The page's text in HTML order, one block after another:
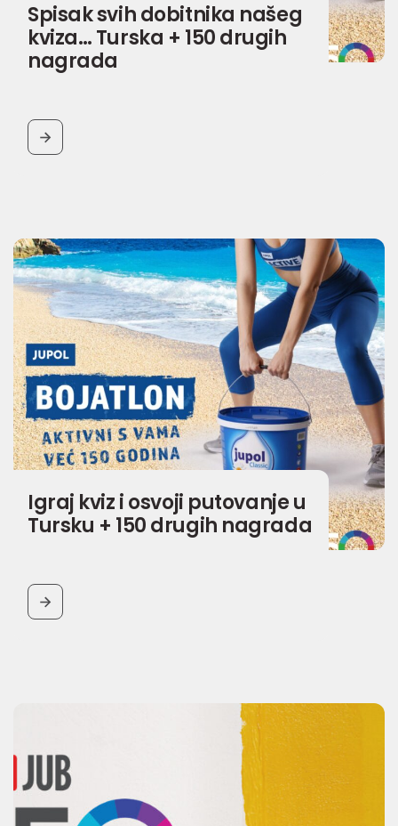
Spisak svih dobitnika našeg
kviza… Turska + 150 drugih
nagrada
BUTTON
Igraj kviz i osvoji putovanje u
Tursku + 150 drugih nagrada
BUTTON